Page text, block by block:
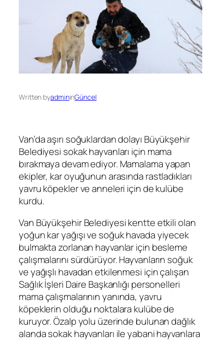
Written byadmininGüncel
Van’da aşırı soğuklardan dolayı Büyükşehir
Belediyesi sokak hayvanları için mama
bırakmaya devam ediyor. Mamalama yapan
ekipler, kar oyuğunun arasında rastladıkları
yavru köpekler ve anneleri için de kulübe
kurdu.
Van Büyükşehir Belediyesi kentte etkili olan
yoğun kar yağışı ve soğuk havada yiyecek
bulmakta zorlanan hayvanlar için besleme
çalışmalarını sürdürüyor. Hayvanların soğuk
ve yağışlı havadan etkilenmesi için çalışan
Sağlık İşleri Daire Başkanlığı personelleri
mama çalışmalarının yanında, yavru
köpeklerin olduğu noktalara kulübe de
kuruyor. Özalp yolu üzerinde bulunan dağlık
alanda sokak hayvanları ile yabani hayvanlara